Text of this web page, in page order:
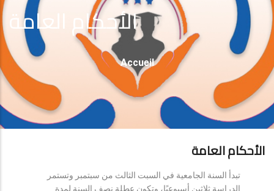
الأحكام العامة
Fil
D'Ariane
Accueil
الأحكام العامة
تبدأ السنة الجامعية في السبت الثالث من سبتمبر وتستمر
الدراسة ثلاثين أسبوعيًا، وتكون عطلة نصف السنة لمدة